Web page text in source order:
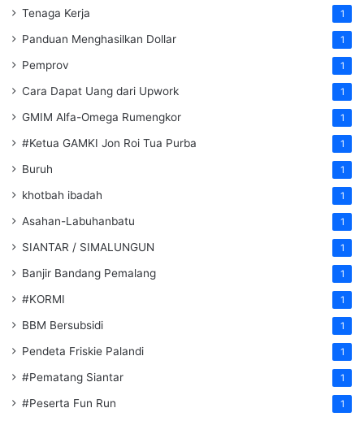
Tenaga Kerja 1
Panduan Menghasilkan Dollar 1
Pemprov 1
Cara Dapat Uang dari Upwork 1
GMIM Alfa-Omega Rumengkor 1
#Ketua GAMKI Jon Roi Tua Purba 1
Buruh 1
khotbah ibadah 1
Asahan-Labuhanbatu 1
SIANTAR / SIMALUNGUN 1
Banjir Bandang Pemalang 1
#KORMI 1
BBM Bersubsidi 1
Pendeta Friskie Palandi 1
#Pematang Siantar 1
#Peserta Fun Run 1